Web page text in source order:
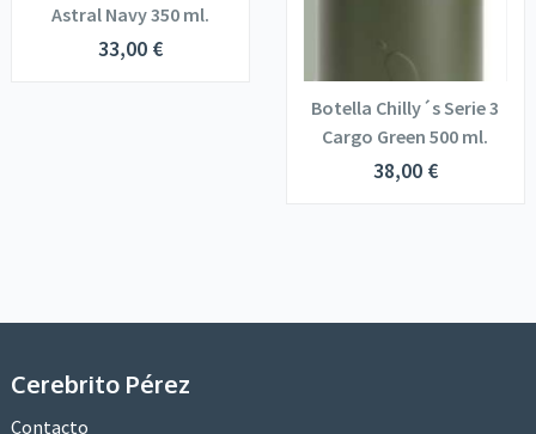
Astral Navy 350 ml.
33,00 €
Botella Chilly´s Serie 3
Cargo Green 500 ml.
38,00 €
Cerebrito Pérez
Contacto